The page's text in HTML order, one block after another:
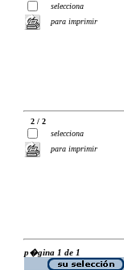
selecciona
para imprimir
2 / 2
selecciona
para imprimir
p�gina 1 de 1